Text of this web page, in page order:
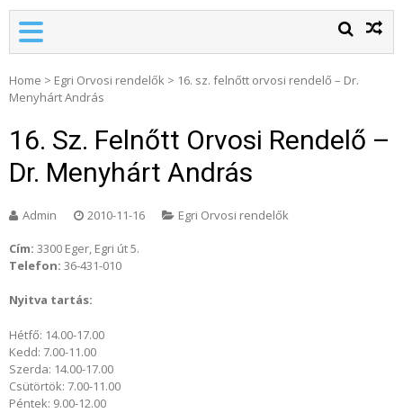
Home > Egri Orvosi rendelők > 16. sz. felnőtt orvosi rendelő – Dr.
Menyhárt András
16. Sz. Felnőtt Orvosi Rendelő –
Dr. Menyhárt András
Admin 2010-11-16 Egri Orvosi rendelők
Cím: 3300 Eger, Egri út 5.
Telefon: 36-431-010
Nyitva tartás:
Hétfő: 14.00-17.00
Kedd: 7.00-11.00
Szerda: 14.00-17.00
Csütörtök: 7.00-11.00
Péntek: 9.00-12.00